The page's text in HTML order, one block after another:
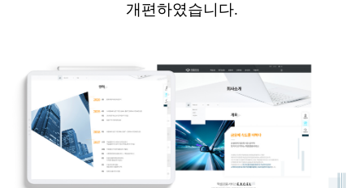
개편하였습니다.